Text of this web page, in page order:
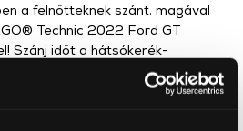
a felnőtteknek szánt, magával
Technic 2022 Ford GT
Szánj időt a hátsókerék-
a működő V6-os motor, a
az elsőtengelyes